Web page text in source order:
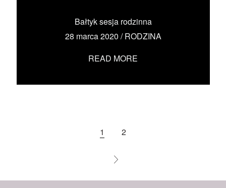
Bałtyk sesja rodzinna
28 marca 2020 /RODZINA
READ MORE
1 2